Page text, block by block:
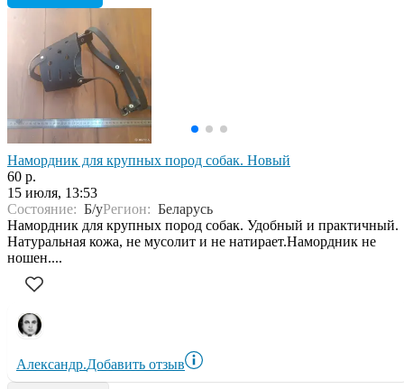
Намордник для крупных пород собак. Новый
60 р.
15 июля, 13:53
Состояние: Б/уРегион: Беларусь
Намордник для крупных пород собак. Удобный и практичный.
Натуральная кожа, не мусолит и не натирает.Намордник не
ношен....
Александр.Добавить отзыв